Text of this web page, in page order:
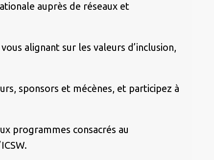
auprès de réseaux et
alignant sur les valeurs d’inclusion,
sponsors et mécènes, et participez à
programmes consacrés au